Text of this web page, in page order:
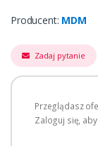
Producent: MDM
Zadaj pytanie
Przeglądasz
Zaloguj się,